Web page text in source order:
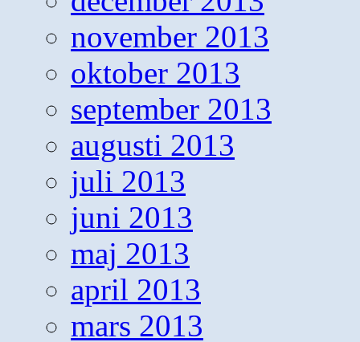
november 2013
oktober 2013
september 2013
augusti 2013
juli 2013
juni 2013
maj 2013
april 2013
mars 2013